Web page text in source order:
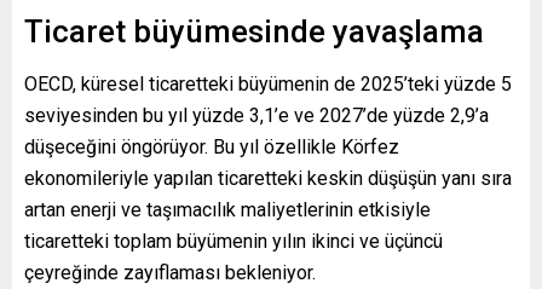
Ticaret büyümesinde yavaşlama
OECD, küresel ticaretteki büyümenin de 2025’teki yüzde 5
seviyesinden bu yıl yüzde 3,1’e ve 2027’de yüzde 2,9’a
düşeceğini öngörüyor. Bu yıl özellikle Körfez
ekonomileriyle yapılan ticaretteki keskin düşüşün yanı sıra
artan enerji ve taşımacılık maliyetlerinin etkisiyle
ticaretteki toplam büyümenin yılın ikinci ve üçüncü
çeyreğinde zayıflaması bekleniyor.